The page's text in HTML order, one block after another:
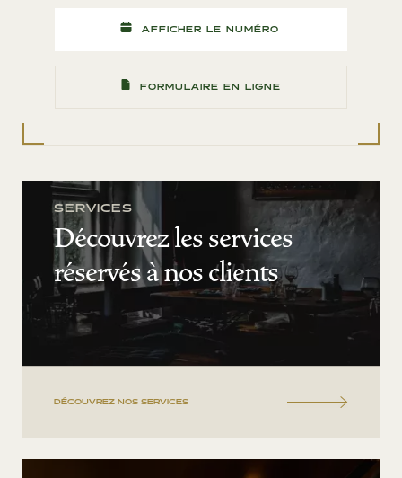
AFFICHER LE NUMÉRO
FORMULAIRE EN LIGNE
SERVICES
Découvrez les services
réservés à nos clients
DÉCOUVREZ NOS SERVICES